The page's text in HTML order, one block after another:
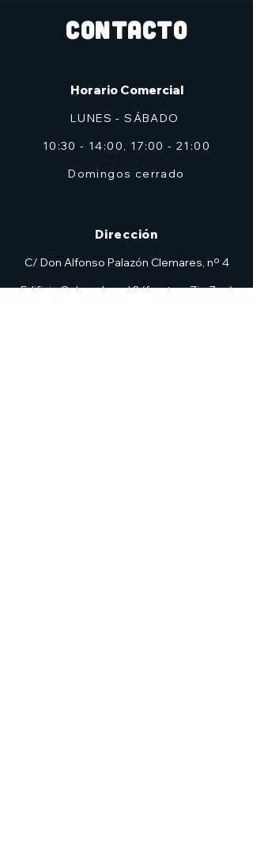
CONTACTO
Horario Comercial
LUNES - SÁBADO
10:30 - 14:00, 17:00 - 21:00
Domingos cerrado
Dirección
C/ Don Alfonso Palazón Clemares, nº 4
Edificio Solana, Local 2 (frente a Zig Zag)